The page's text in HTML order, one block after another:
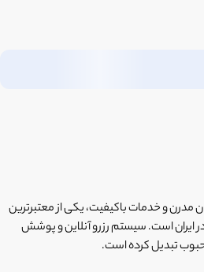
مدرن و خدمات باکیفیت، یکی از معتبرترین
ایران است. سیستم رزرو آنلاین و پوشش
تبدیل کرده است.